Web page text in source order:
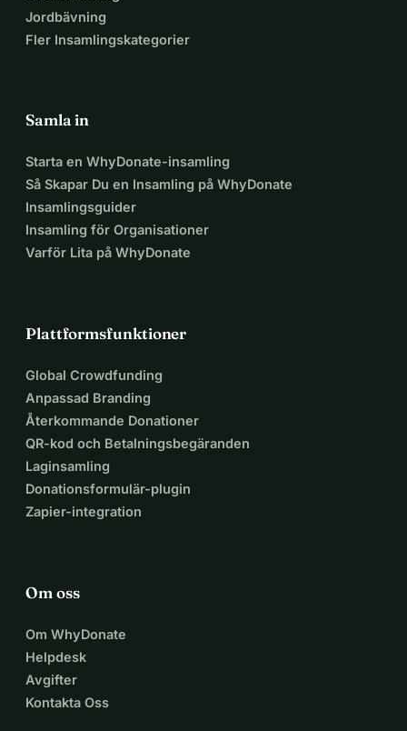
Jordbävning
Fler Insamlingskategorier
Samla in
Starta en WhyDonate-insamling
Så Skapar Du en Insamling på WhyDonate
Insamlingsguider
Insamling för Organisationer
Varför Lita på WhyDonate
Plattformsfunktioner
Global Crowdfunding
Anpassad Branding
Återkommande Donationer
QR-kod och Betalningsbegäranden
Laginsamling
Donationsformulär-plugin
Zapier-integration
Om oss
Om WhyDonate
Helpdesk
Avgifter
Kontakta Oss